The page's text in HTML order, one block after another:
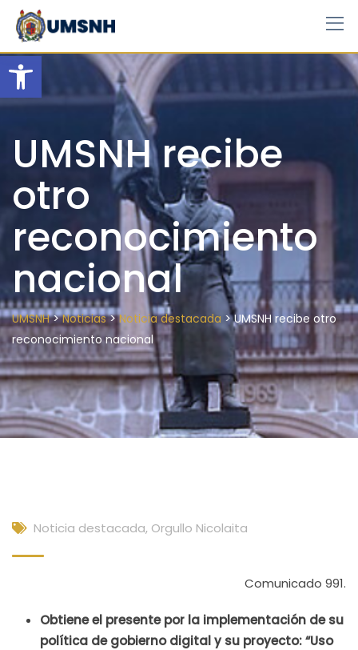
Open toolbar
Skip
content
UMSNH recibe
otro
reconocimiento
nacional
UMSNH>Noticias>Noticia destacada >UMSNH recibe otro
reconocimiento nacional
Noticia destacada, Orgullo Nicolaita
Comunicado 991.
Obtiene el presente por la implementación de su
política de gobierno digital y su proyecto: “Uso